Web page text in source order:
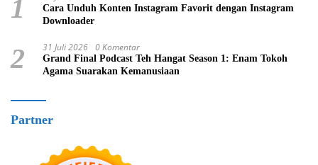
1
Cara Unduh Konten Instagram Favorit dengan Instagram
Downloader
2 31 Juli 2026 0 Komentar
Grand Final Podcast Teh Hangat Season 1: Enam Tokoh
Agama Suarakan Kemanusiaan
Partner